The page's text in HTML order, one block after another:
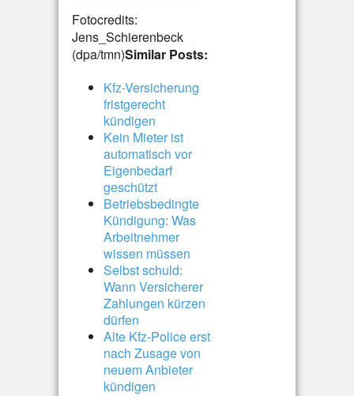
Fotocredits:
Jens_Schierenbeck
(dpa/tmn)Similar Posts:
Kfz-Versicherung
fristgerecht
kündigen
Kein Mieter ist
automatisch vor
Eigenbedarf
geschützt
Betriebsbedingte
Kündigung: Was
Arbeitnehmer
wissen müssen
Selbst schuld:
Wann Versicherer
Zahlungen kürzen
dürfen
Alte Kfz-Police erst
nach Zusage von
neuem Anbieter
kündigen